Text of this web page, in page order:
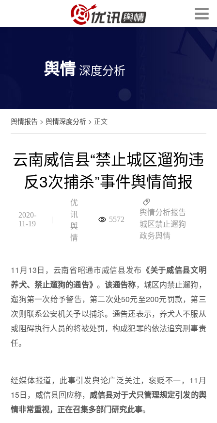
舆情 深度分析
舆情报告 >舆情深度分析 > 正文
云南威信县“禁止城区遛狗违
反3次捕杀”事件舆情简报
2020-
11-19
|
优
讯
舆
情
5572
舆情分析报告
城区禁止遛狗
政务舆情
11月13日，云南省昭通市威信县发布 《关于威信县文明
养犬、禁止遛狗的通告》 。 该通告称，城区内禁止遛狗，
遛狗第一次给予警告，第二次处50元至200元罚款，第三
次则联系公安机关予以捕杀。通告还表示，养犬人不服从
或阻碍执行人员的将被处罚，构成犯罪的依法追究刑事责
任。
经媒体报道，此事引发舆论广泛关注，褒贬不一，11月
15日，威信县回应称， 威信县对于犬只管理规定引发的舆
情非常重视，正在召集多部门研究此事。